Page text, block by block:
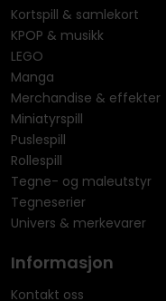
Kortspill & samlekort
KPOP & musikk
LEGO
Manga
Merchandise & effekter
Miniatyrspill
Puslespill
Rollespill
Tegne- og maleutstyr
Tegneserier
Univers & merkevarer
Informasjon
Kontakt oss